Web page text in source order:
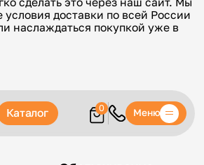
условия доставки по всей России
наслаждаться покупкой уже в
Каталог 0 Меню